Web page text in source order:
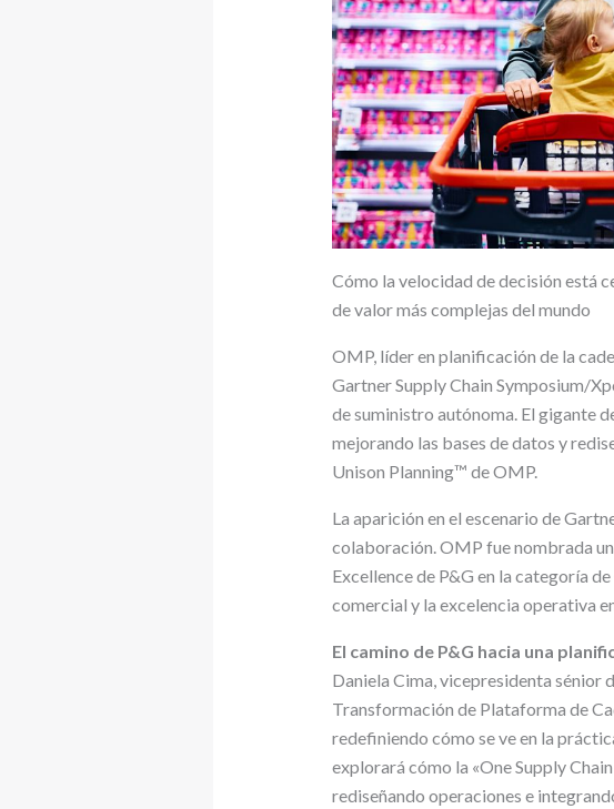
Cómo la velocidad de decisión está
de valor más complejas del mundo
OMP, líder en planificación de la
Gartner Supply Chain Symposium/
de suministro autónoma. El gigante
mejorando las bases de datos y
Unison Planning™ de OMP.
La aparición en el escenario de
colaboración. OMP fue nombrada
Excellence de P&G en la categoría
comercial y la excelencia operativa
El camino de P&G hacia una
Daniela Cima, vicepresidenta sénior
Transformación de Plataforma de
redefiniendo cómo se ve en la
explorará cómo la «One Supply
rediseñando operaciones e